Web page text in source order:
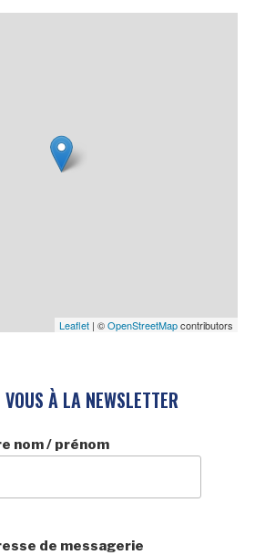
Leaflet | ©OpenStreetMapcontributors
À LA NEWSLETTER
nom / prénom
de messagerie